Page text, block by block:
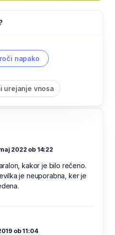
napako
urejanje vnosa
2022 ob 14:22
kakor je bilo rečeno.
je neuporabna, ker je
ob 11:04